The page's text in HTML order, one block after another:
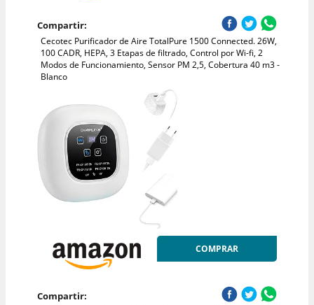
Compartir:
Cecotec Purificador de Aire TotalPure 1500 Connected. 26W,
100 CADR, HEPA, 3 Etapas de filtrado, Control por Wi-fi, 2
Modos de Funcionamiento, Sensor PM 2,5, Cobertura 40 m3 -
Blanco
COMPRAR
Compartir: